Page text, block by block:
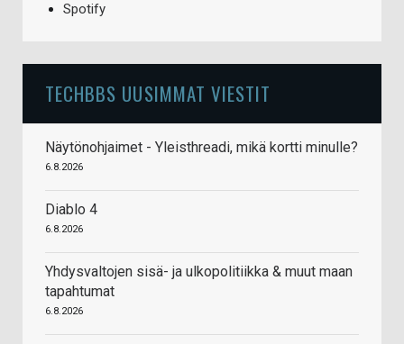
Spotify
TECHBBS UUSIMMAT VIESTIT
Näytönohjaimet - Yleisthreadi, mikä kortti minulle?
6.8.2026
Diablo 4
6.8.2026
Yhdysvaltojen sisä- ja ulkopolitiikka & muut maan
tapahtumat
6.8.2026